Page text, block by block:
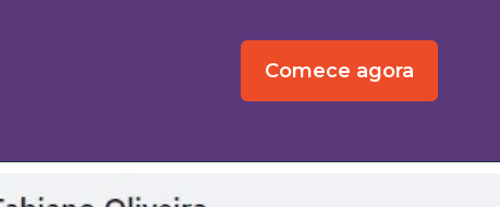
Comece agora